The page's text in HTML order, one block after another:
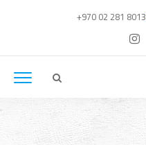
+970 02 281 8013